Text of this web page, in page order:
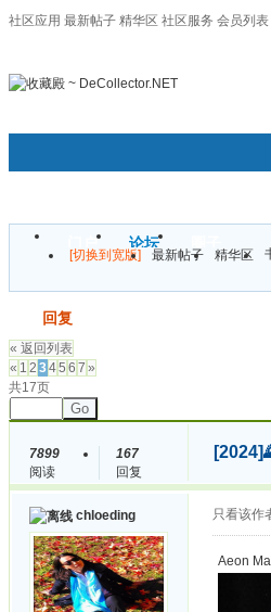
社区应用 最新帖子 精华区 社区服务 会员列表
门户 论坛
[切换到宽版] 最新帖子 精华区
回复
« 返回列表
« 1 2 345 6 7 »
共17页
Go
7899
阅读
167
回复
[2024]
chloeding 只看该作
Aeon Mall